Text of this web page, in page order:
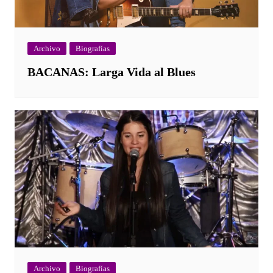
Archivo Biografías
BACANAS: Larga Vida al Blues
Archivo Biografías